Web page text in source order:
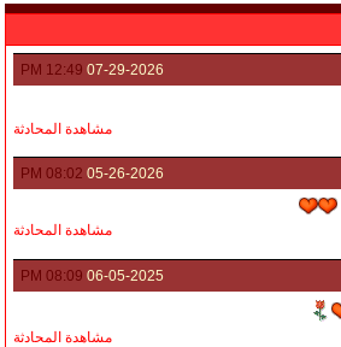
07-29-2026
12:49 PM
مشاهدة المحادثة
05-26-2026
08:02 PM
مشاهدة المحادثة
06-05-2025
08:09 PM
مشاهدة المحادثة